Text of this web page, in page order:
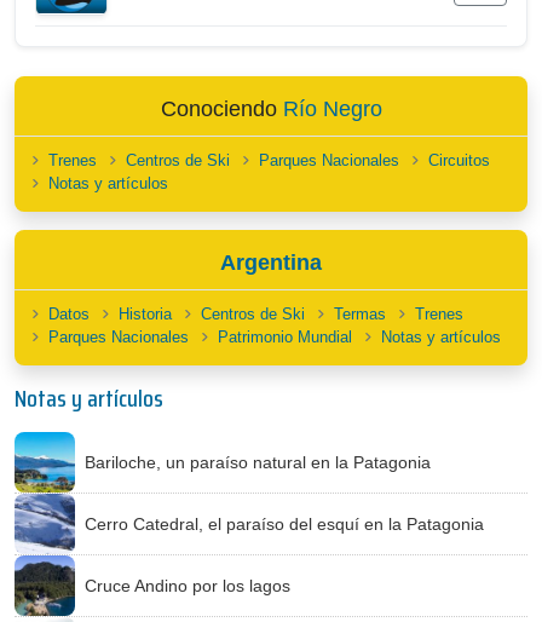
Conociendo Río Negro
Trenes Centros de Ski Parques Nacionales
Circuitos
Notas y artículos
Argentina
Datos Historia Centros de Ski Termas
Trenes
Parques Nacionales
Patrimonio Mundial Notas y artículos
Notas y artículos
Bariloche, un paraíso natural en la Patagonia
Cerro Catedral, el paraíso del esquí en la Patagonia
Cruce Andino por los lagos